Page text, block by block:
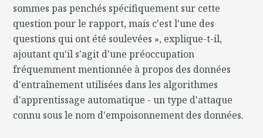
sommes pas penchés spécifiquement sur cette
question pour le rapport, mais c'est l'une des
questions qui ont été soulevées », explique-t-il,
ajoutant qu'il s'agit d'une préoccupation
fréquemment mentionnée à propos des données
d'entraînement utilisées dans les algorithmes
d'apprentissage automatique - un type d'attaque
connu sous le nom d'empoisonnement des données.